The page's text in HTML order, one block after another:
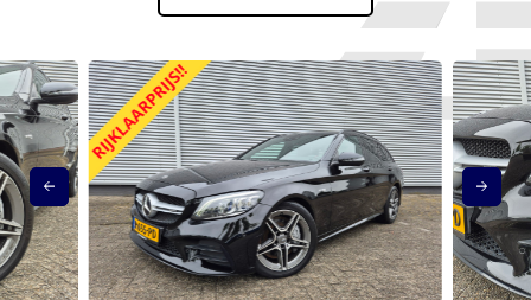
Over ons
Verkocht
Contact